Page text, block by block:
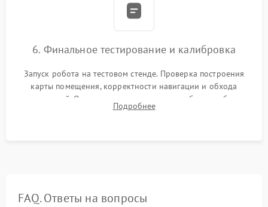
6. Финальное тестирование и калибровка
Запуск робота на тестовом стенде. Проверка построения
карты помещения, корректности навигации и обхода
препятствий. Оценка силы всасывания и работы турбины.
Тестирование автоматического возврата на док-станцию и
Подробнее
FAQ. Ответы на вопросы